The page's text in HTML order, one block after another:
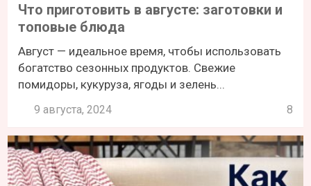
Что приготовить в августе: заготовки и
топовые блюда
Август — идеальное время, чтобы использовать
богатство сезонных продуктов. Свежие
помидоры, кукуруза, ягоды и зелень...
9 августа, 2024 8